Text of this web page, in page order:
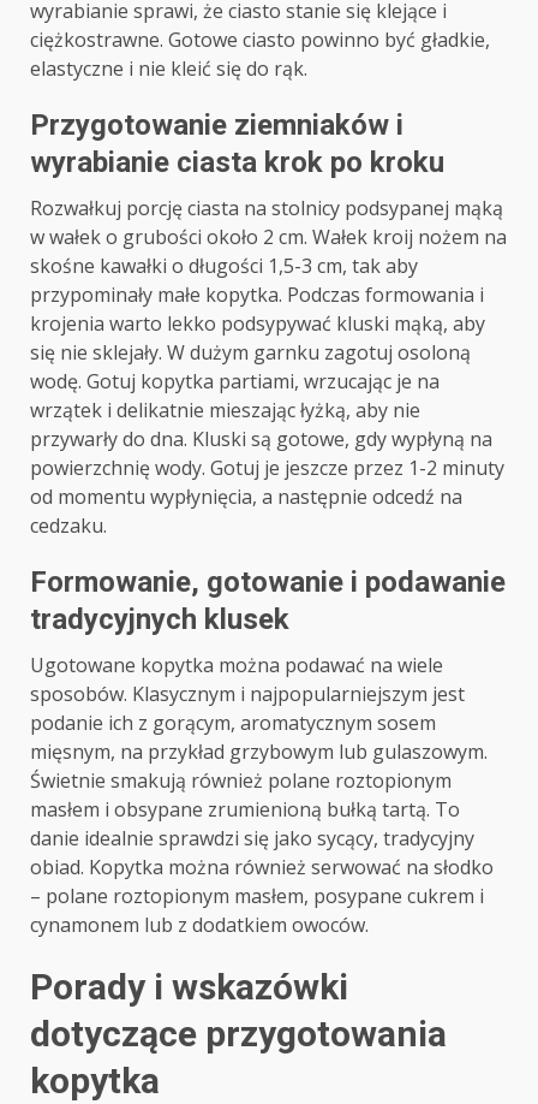
wyrabianie sprawi, że ciasto stanie się klejące i
ciężkostrawne. Gotowe ciasto powinno być gładkie,
elastyczne i nie kleić się do rąk.
Przygotowanie ziemniaków i
wyrabianie ciasta krok po kroku
Rozwałkuj porcję ciasta na stolnicy podsypanej mąką
w wałek o grubości około 2 cm. Wałek kroij nożem na
skośne kawałki o długości 1,5-3 cm, tak aby
przypominały małe kopytka. Podczas formowania i
krojenia warto lekko podsypywać kluski mąką, aby
się nie sklejały. W dużym garnku zagotuj osoloną
wodę. Gotuj kopytka partiami, wrzucając je na
wrzątek i delikatnie mieszając łyżką, aby nie
przywarły do dna. Kluski są gotowe, gdy wypłyną na
powierzchnię wody. Gotuj je jeszcze przez 1-2 minuty
od momentu wypłynięcia, a następnie odcedź na
cedzaku.
Formowanie, gotowanie i podawanie
tradycyjnych klusek
Ugotowane kopytka można podawać na wiele
sposobów. Klasycznym i najpopularniejszym jest
podanie ich z gorącym, aromatycznym sosem
mięsnym, na przykład grzybowym lub gulaszowym.
Świetnie smakują również polane roztopionym
masłem i obsypane zrumienioną bułką tartą. To
danie idealnie sprawdzi się jako sycący, tradycyjny
obiad. Kopytka można również serwować na słodko
– polane roztopionym masłem, posypane cukrem i
cynamonem lub z dodatkiem owoców.
Porady i wskazówki
dotyczące przygotowania
kopytka